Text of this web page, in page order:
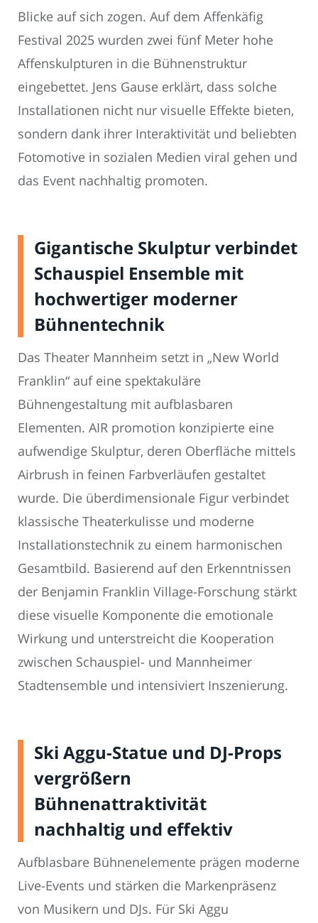
Blicke auf sich zogen. Auf dem Affenkäfig
Festival 2025 wurden zwei fünf Meter hohe
Affenskulpturen in die Bühnenstruktur
eingebettet. Jens Gause erklärt, dass solche
Installationen nicht nur visuelle Effekte bieten,
sondern dank ihrer Interaktivität und beliebten
Fotomotive in sozialen Medien viral gehen und
das Event nachhaltig promoten.
Gigantische Skulptur verbindet
Schauspiel Ensemble mit
hochwertiger moderner
Bühnentechnik
Das Theater Mannheim setzt in „New World
Franklin“ auf eine spektakuläre
Bühnengestaltung mit aufblasbaren
Elementen. AIR promotion konzipierte eine
aufwendige Skulptur, deren Oberfläche mittels
Airbrush in feinen Farbverläufen gestaltet
wurde. Die überdimensionale Figur verbindet
klassische Theaterkulisse und moderne
Installationstechnik zu einem harmonischen
Gesamtbild. Basierend auf den Erkenntnissen
der Benjamin Franklin Village-Forschung stärkt
diese visuelle Komponente die emotionale
Wirkung und unterstreicht die Kooperation
zwischen Schauspiel- und Mannheimer
Stadtensemble und intensiviert Inszenierung.
Ski Aggu-Statue und DJ-Props
vergrößern
Bühnenattraktivität
nachhaltig und effektiv
Aufblasbare Bühnenelemente prägen moderne
Live-Events und stärken die Markenpräsenz
von Musikern und DJs. Für Ski Aggu